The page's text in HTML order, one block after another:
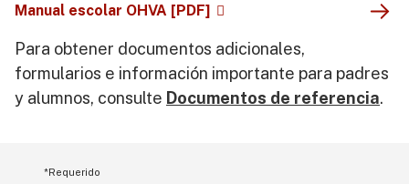
Manual escolar OHVA [PDF]
Para obtener documentos adicionales,
formularios e información importante para padres
y alumnos, consulte Documentos de referencia.
*Requerido